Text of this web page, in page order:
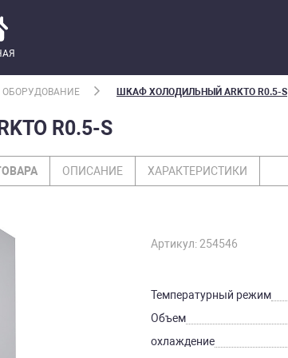
ШКАФ ХОЛОДИЛЬНЫЙ ARKTO R0.5-S
R0.5-S
ОПИСАНИЕ ХАРАКТЕРИСТИКИ
Артикул: 254546
Температурный режим
Объем
охлаждение